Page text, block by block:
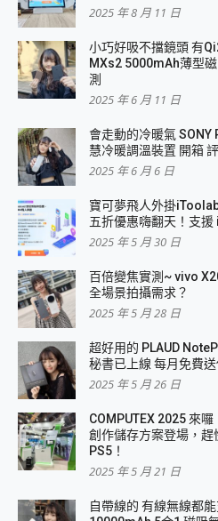
2025 年 8 月 11 日
小巧好吸不擋鏡頭 有
MXs2 5000mAh薄型
測
2025 年 6 月 11 日
會走動的冷暖氣 SONY
慧冷暖調溫裝置 開箱
2025 年 6 月 6 日
寶可夢飛人外掛
五折優惠嗨翻天！支援
2025 年 5 月 30 日
百倍變焦實測~ vivo
全場景拍攝需求？
2025 年 5 月 28 日
超好用的 PLAUD
秘書已上線 每月免費
2025 年 5 月 26 日
COMPUTEX 2025 來
創作儲存方案登場，
PS5！
2025 年 5 月 21 日
自帶線的 有線無線都